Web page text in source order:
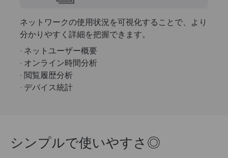
ネットワークの使用状況を可視化することで、より
分かりやすく詳細を把握できます。
· ネットユーザー概要
· オンライン時間分析
· 閲覧履歴分析
· デバイス統計
シンプルで使いやすさ◎